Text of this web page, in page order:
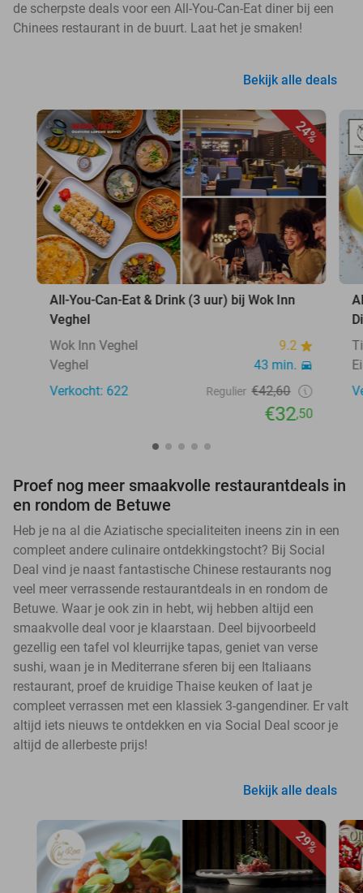
de scherpste deals voor een All-You-Can-Eat diner bij een
Chinees restaurant in de buurt. Laat het je smaken!
Bekijk alle deals
24%
All-You-Can-Eat & Drink (3 uur) bij Wok Inn
Veghel
Wok Inn Veghel
9.2
Veghel
43 min.
Verkocht: 622
Regulier €42,60
€32,50
Proef nog meer smaakvolle restaurantdeals in
en rondom de Betuwe
Heb je na al die Aziatische specialiteiten ineens zin in een
compleet andere culinaire ontdekkingstocht? Bij Social
Deal vind je naast fantastische Chinese restaurants nog
veel meer verrassende restaurantdeals in en rondom de
Betuwe. Waar je ook zin in hebt, wij hebben altijd een
smaakvolle deal voor je klaarstaan. Deel bijvoorbeeld
gezellig een tafel vol kleurrijke tapas, geniet van verse
sushi, waan je in Mediterrane sferen bij een Italiaans
restaurant, proef de kruidige Thaise keuken of laat je
compleet verrassen met een klassiek 3-gangendiner. Er valt
altijd iets nieuws te ontdekken en via Social Deal scoor je
altijd de allerbeste prijs!
Bekijk alle deals
29%